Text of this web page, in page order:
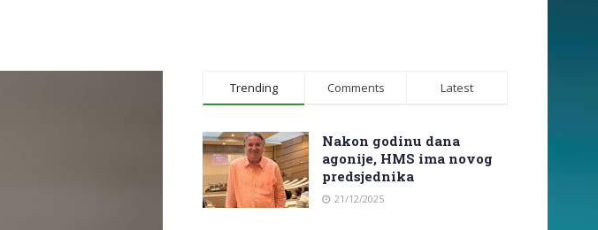
Trending Comments Latest
Nakon godinu dana
agonije, HMS ima novog
predsjednika
21/12/2025